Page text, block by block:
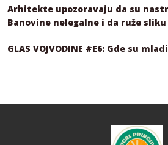
Arhitekte upozoravaju da su
Banovine nelegalne i da ruže sliku
GLAS VOJVODINE #E6: Gde su